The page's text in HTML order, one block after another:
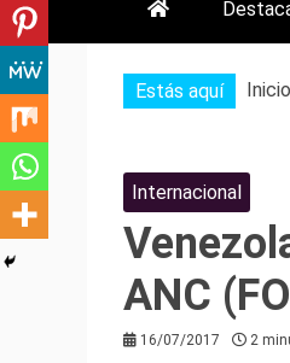
Estás aquí Inicio
Internacional
ANC
16/07/2017 2